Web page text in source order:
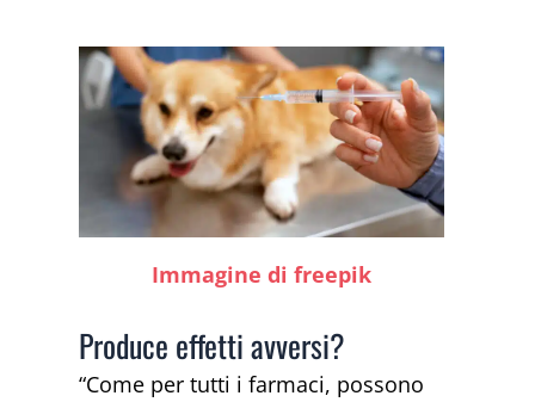
Immagine di freepik
Produce effetti avversi?
“Come per tutti i farmaci, possono